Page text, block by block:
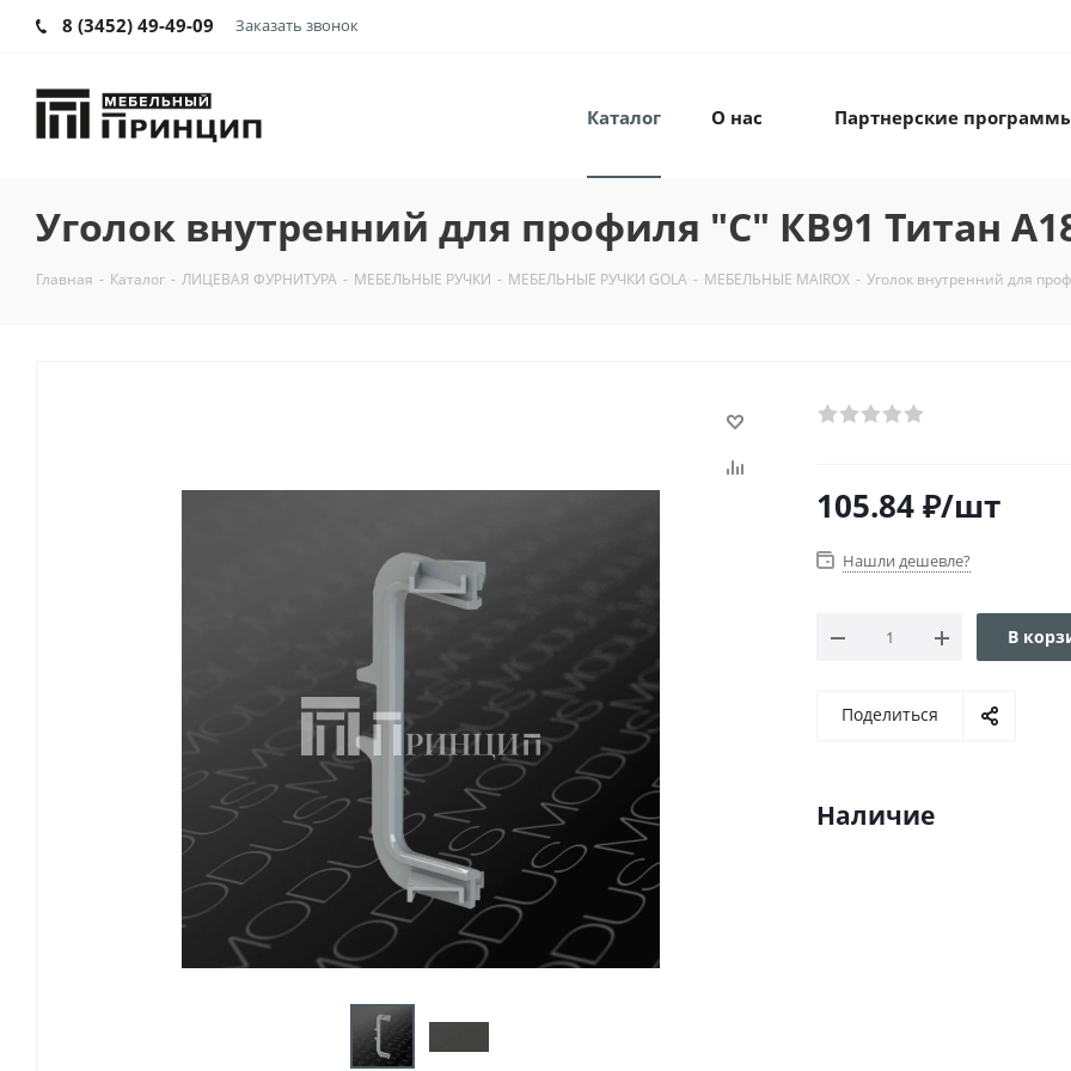
8 (3452) 49-49-09 Заказать звонок
Каталог О нас Партнерские
Уголок внутренний для профиля "С" КВ91 Титан
Главная - Каталог - ЛИЦЕВАЯ ФУРНИТУРА - МЕБЕЛЬНЫЕ РУЧКИ - МЕБЕЛЬНЫЕ РУЧКИ GOLA - МЕБЕЛЬНЫЕ MAIROX - Уголок внутренний для
105.84₽/шт
Нашли дешевле?
В
Поделиться
Наличие